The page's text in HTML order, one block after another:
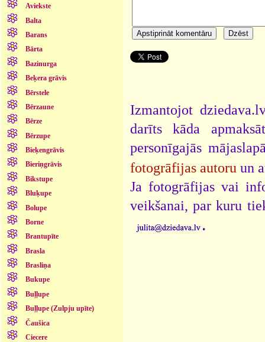
Aviekste
Balta
Barans
Bārta
Bazinurga
Beķera grāvis
Bērstele
Bērzaune
Bērze
Bērzupe
Bieķengrāvis
Bieriņgrāvis
Bikstupe
Bluķupe
Bolupe
Borne
Brantupīte
Brasla
Brasliņa
Bukupe
Buļļupe
Buļļupe (Zulpju upīte)
Čaušica
Ciecere
Izmantojot
darīts kāda
personīgajās
fotogrāfijas autoru un
Ja fotogrāfijas vai
veikšanai, par kuru
.